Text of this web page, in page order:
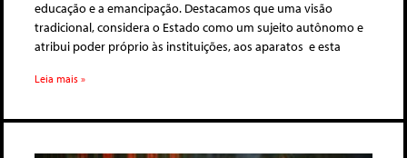
educação e a emancipação. Destacamos que uma visão
tradicional, considera o Estado como um sujeito autônomo e
atribui poder próprio às instituições, aos aparatos e esta
Leia mais »